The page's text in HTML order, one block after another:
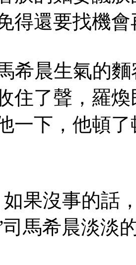
得還要找機會
希晨生氣的麵
住了聲，羅
一下，他頓
果沒事的話
司馬希晨淡淡